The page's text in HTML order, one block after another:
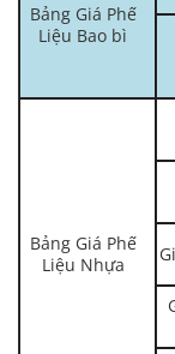
Bảng Giá Phế
Liệu Bao bì
Bảng Giá Phế
Liệu Nhựa